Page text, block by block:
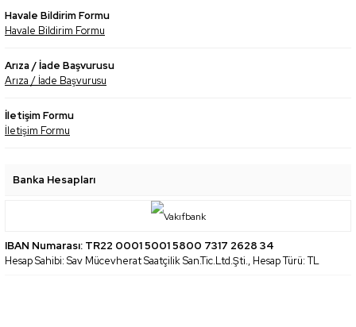
Havale Bildirim Formu
Havale Bildirim Formu
Arıza / İade Başvurusu
Arıza / İade Başvurusu
İletişim Formu
İletişim Formu
Banka Hesapları
IBAN Numarası: TR22 0001 5001 5800 7317 2628 34
Hesap Sahibi: Sav Mücevherat Saatçilik San.Tic.Ltd.Şti., Hesap Türü: TL